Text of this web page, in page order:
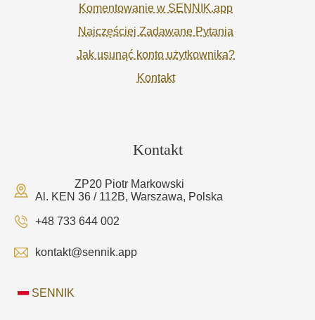
Komentowanie w SENNIK.app
Najczęściej Zadawane Pytania
Jak usunąć konto użytkownika?
Kontakt
Kontakt
ZP20 Piotr Markowski
Al. KEN 36 / 112B, Warszawa, Polska
+48 733 644 002
kontakt@sennik.app
SENNIK